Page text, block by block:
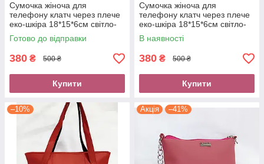
Сумочка жіноча для
телефону клатч через плече
еко-шкіра 18*15*6см світло-
рожева (5-0181)
Готово до відправки
380 ₴ 500 ₴
Купити
Сумочка жіноча для
телефону клатч через плече
еко-шкіра 18*15*6см світло-
зелена (5-0182)
В наявності
380 ₴ 500 ₴
Купити
–10% Акція –41%